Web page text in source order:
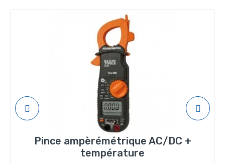
Pince ampèrémétrique AC/DC +
température